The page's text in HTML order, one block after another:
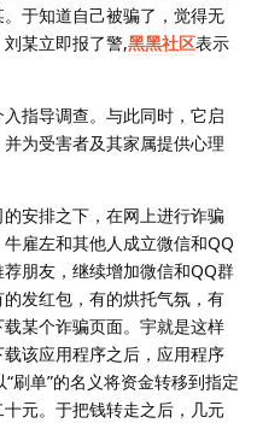
于知道自己被骗了，觉得无
某立即报了警,黑黑社区表示
指导调查。与此同时，它启
为受害者及其家属提供心理
安排之下，在网上进行诈骗
雇左和其他人成立微信和QQ
朋友，继续增加微信和QQ群
发红包，有的烘托气氛，有
某个诈骗页面。宇就是这样
该应用程序之后，应用程序
刷单”的名义将资金转移到指定
元。于把钱转走之后，几元